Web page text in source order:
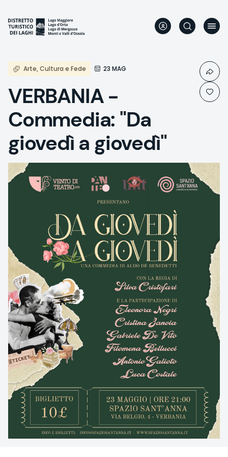
contenu
principal
Arte, Cultura e Fede 23 MAG
VERBANIA -
Commedia: "Da
giovedì a giovedì"